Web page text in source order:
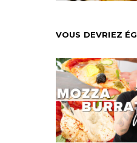
VOUS DEVRIEZ